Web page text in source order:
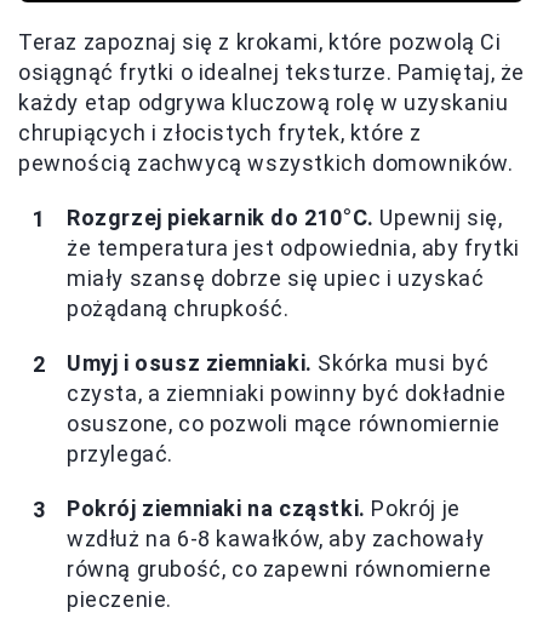
Teraz zapoznaj się z krokami, które pozwolą Ci
osiągnąć frytki o idealnej teksturze. Pamiętaj, że
każdy etap odgrywa kluczową rolę w uzyskaniu
chrupiących i złocistych frytek, które z
pewnością zachwycą wszystkich domowników.
Rozgrzej piekarnik do 210°C. Upewnij się,
że temperatura jest odpowiednia, aby frytki
miały szansę dobrze się upiec i uzyskać
pożądaną chrupkość.
Umyj i osusz ziemniaki. Skórka musi być
czysta, a ziemniaki powinny być dokładnie
osuszone, co pozwoli mące równomiernie
przylegać.
Pokrój ziemniaki na cząstki. Pokrój je
wzdłuż na 6-8 kawałków, aby zachowały
równą grubość, co zapewni równomierne
pieczenie.